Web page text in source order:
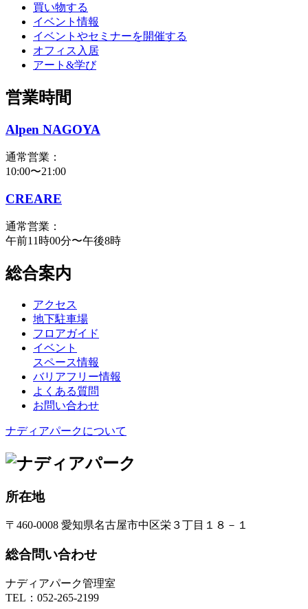
買い物する
イベント情報
イベントやセミナーを開催する
オフィス入居
アート&学び
営業時間
Alpen NAGOYA
通常営業：
10:00〜21:00
CREARE
通常営業：
午前11時00分〜午後8時
総合案内
アクセス
地下駐車場
フロアガイド
イベント
スペース情報
バリアフリー情報
よくある質問
お問い合わせ
ナディアパークについて
所在地
〒460-0008 愛知県名古屋市中区栄３丁目１８－１
総合問い合わせ
ナディアパーク管理室
TEL： 052-265-2199